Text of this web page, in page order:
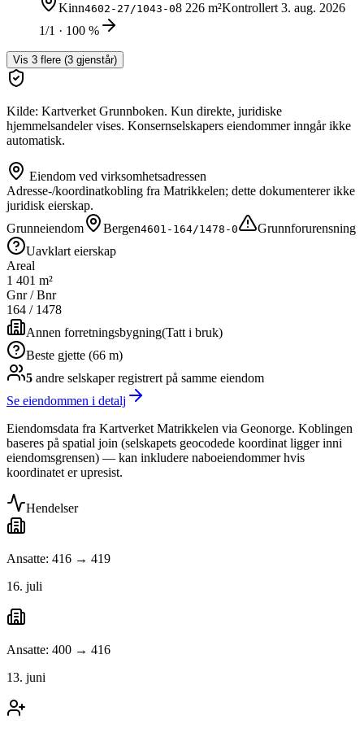
Kinn4602-27/1043-08 226 m²Kontrollert3. aug. 2026
1/1 · 100 %
Vis 3 flere (3 gjenstår)
Kilde: Kartverket Grunnboken. Kun direkte, juridiske
hjemmelsandeler vises. Konsernselskapers eiendommer inngår ikke
automatisk.
Eiendom ved virksomhetsadressen
Adresse-/koordinatkobling fra Matrikkelen; dette dokumenterer ikke
juridisk eierskap.
Grunneiendom
Bergen4601-164/1478-0
Grunnforurensning
Uavklart eierskap
Areal
1 401 m²
Gnr / Bnr
164 / 1478
Annen forretningsbygning(Tatt i bruk)
Beste gjette (66 m)
5 andre selskaperregistrert på samme eiendom
Se eiendommen i detalj
Eiendomsdata fra Kartverket Matrikkelen via Geonorge. Koblingen
baseres på spatial join (selskapets geocodede koordinat ligger inni
eiendomsgrensen) — kan inkludere naboeiendommer hvis
koordinatet er upresist.
Hendelser
Ansatte: 416 → 419
16. juli
Ansatte: 400 → 416
13. juni